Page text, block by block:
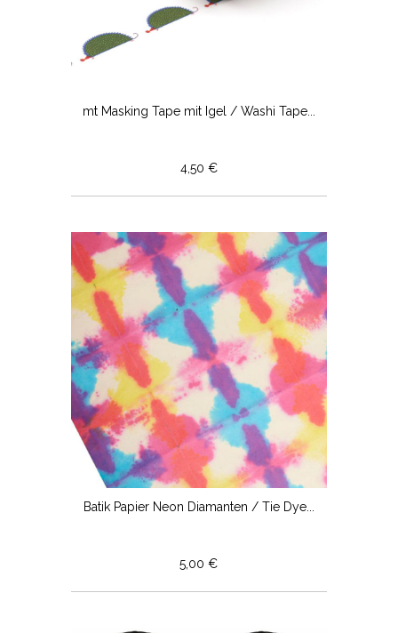
mt Masking Tape mit Igel / Washi Tape...
4,50 €
Batik Papier Neon Diamanten / Tie Dye...
5,00 €